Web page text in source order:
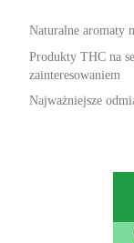
Naturalne aromaty
Produkty THC na
zainteresowaniem
Najważniejsze